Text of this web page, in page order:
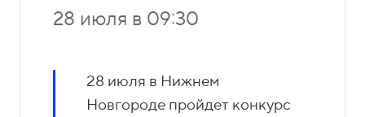
28 июля в 09:30
28 июля в Нижнем
Новгороде пройдет конкурс